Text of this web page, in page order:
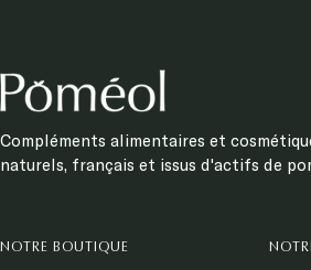
Compléments alimentaires et
naturels, français et issus d'actifs de
NOTRE BOUTIQUE